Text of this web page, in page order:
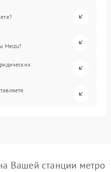
Meizu?
Вашей станции метро